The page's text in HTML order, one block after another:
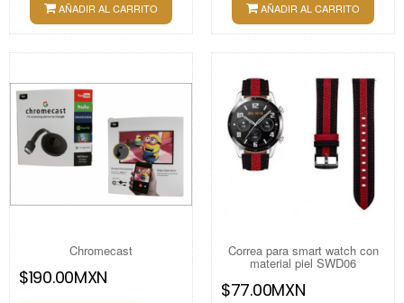
AÑADIR AL CARRITO AÑADIR AL CARRITO
Chromecast
$190.00MXN
Correa para smart watch con
material piel SWD06
$77.00MXN